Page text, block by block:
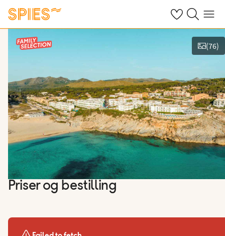
Se dine gemte
Søg påMenu
Vis film og billeder
(76)
Priser og bestilling